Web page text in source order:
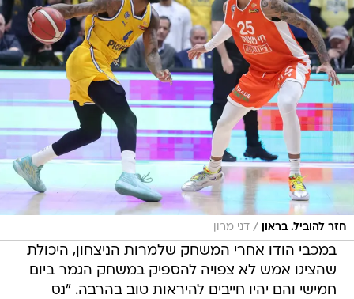
חזר להוביל. בראון / דני מרון
במכבי הודו אחרי המשחק שלמרות הניצחון, היכולת
שהציגו אמש לא צפויה להספיק במשחק הגמר ביום
חמישי והם יהיו חייבים להיראות טוב בהרבה. "נס